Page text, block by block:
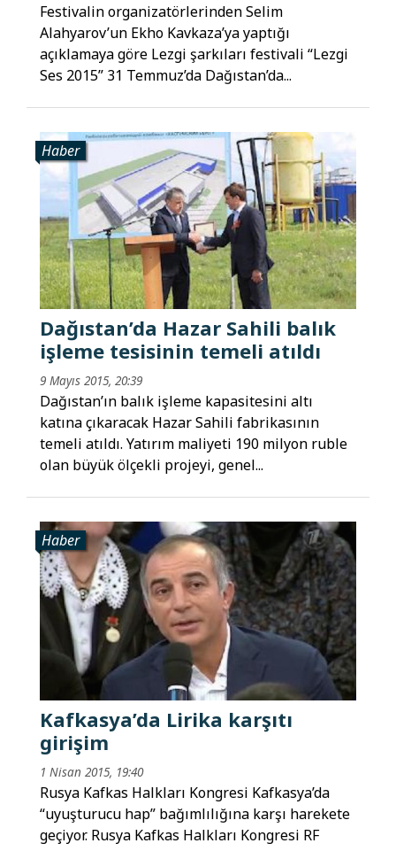
Festivalin organizatörlerinden Selim
Alahyarov’un Ekho Kavkaza’ya yaptığı
açıklamaya göre Lezgi şarkıları festivali “Lezgi
Ses 2015” 31 Temmuz’da Dağıstan’da...
Haber
Dağıstan’da Hazar Sahili balık
işleme tesisinin temeli atıldı
9 Mayıs 2015, 20:39
Dağıstan’ın balık işleme kapasitesini altı
katına çıkaracak Hazar Sahili fabrikasının
temeli atıldı. Yatırım maliyeti 190 milyon ruble
olan büyük ölçekli projeyi, genel...
Haber
Kafkasya’da Lirika karşıtı
girişim
1 Nisan 2015, 19:40
Rusya Kafkas Halkları Kongresi Kafkasya’da
“uyuşturucu hap” bağımlılığına karşı harekete
geçiyor. Rusya Kafkas Halkları Kongresi RF